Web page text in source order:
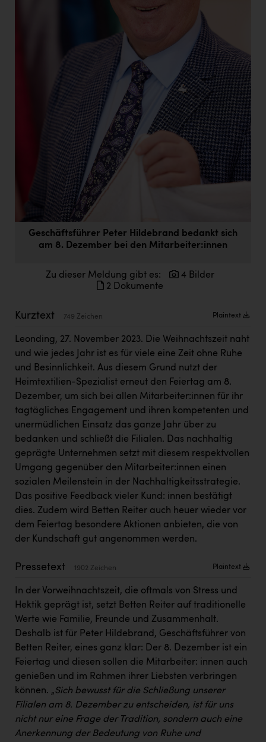
Fristads Austria
HIG Infomotion Group
IFE Austria GmbH
INTERSPAR
INTERSPORT Austria
Jesolo
KEBA
KIWI Kinderwunsch Institut Dr. Loimer
KLIPP Frisör
Kleider Bauer
Kremsmüller Anlagenbau GmbH
Maximarkt
Oldtimer Raststationen und Motorhotels
Österreichischer Kachelofenverband
Orlen
Passage Linz
PEZ
RE/MAX Welcome
RUBBLE MASTER
Ruderclub Wels
SCRI - Salzburg Cancer Research Institute
SCHMACHTL GmbH
Schwingshandl - automation technology gmbh
Geschäftsführer Peter Hildebrand bedankt sich
am 8. Dezember bei den Mitarbeiter:innen
Zu dieser Meldung gibt es:
4 Bilder
2 Dokumente
Kurztext 749 Zeichen Plaintext
Leonding, 27. November 2023. Die Weihnachtszeit naht
und wie jedes Jahr ist es für viele eine Zeit ohne Ruhe
und Besinnlichkeit. Aus diesem Grund nutzt der
Heimtextilien-Spezialist erneut den Feiertag am 8.
Dezember, um sich bei allen Mitarbeiter:innen für ihr
tagtägliches Engagement und ihren kompetenten und
unermüdlichen Einsatz das ganze Jahr über zu
bedanken und schließt die Filialen. Das nachhaltig
geprägte Unternehmen setzt mit diesem respektvollen
Umgang gegenüber den Mitarbeiter:innen einen
sozialen Meilenstein in der Nachhaltigkeitsstrategie.
Das positive Feedback vieler Kund: innen bestätigt
dies. Zudem wird Betten Reiter auch heuer wieder vor
dem Feiertag besondere Aktionen anbieten, die von
der Kundschaft gut angenommen werden.
Pressetext 1902 Zeichen Plaintext
In der Vorweihnachtszeit, die oftmals von Stress und
Hektik geprägt ist, setzt Betten Reiter auf traditionelle
Werte wie Familie, Freunde und Zusammenhalt.
Deshalb ist für Peter Hildebrand, Geschäftsführer von
Betten Reiter, eines ganz klar: Der 8. Dezember ist ein
Feiertag und diesen sollen die Mitarbeiter: innen auch
genießen und im Rahmen ihrer Liebsten verbringen
können. „Sich bewusst für die Schließung unserer
Filialen am 8. Dezember zu entscheiden, ist für uns
nicht nur eine Frage der Tradition, sondern auch eine
Anerkennung der Bedeutung von Ruhe und